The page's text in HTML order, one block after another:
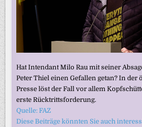
Hat Intendant Milo Rau mit seiner
Peter Thiel einen Gefallen getan? In der
Presse löst der Fall vor allem
erste Rücktrittsforderung.
Quelle: FAZ
Diese Beiträge könnten Sie auch